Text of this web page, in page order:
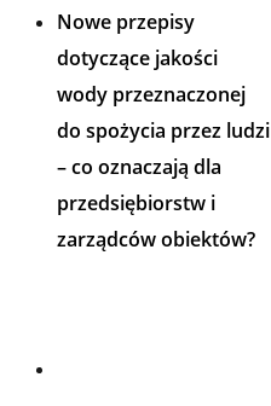
Nowe przepisy
dotyczące jakości
wody przeznaczonej
do spożycia przez ludzi
– co oznaczają dla
przedsiębiorstw i
zarządców obiektów?